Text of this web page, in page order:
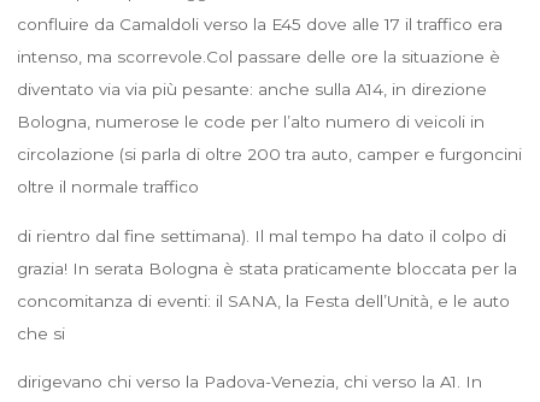
confluire da Camaldoli verso la E45 dove alle 17 il traffico era
intenso, ma scorrevole.Col passare delle ore la situazione è
diventato via via più pesante: anche sulla A14, in direzione
Bologna, numerose le code per l’alto numero di veicoli in
circolazione (si parla di oltre 200 tra auto, camper e furgoncini
oltre il normale traffico
di rientro dal fine settimana). Il mal tempo ha dato il colpo di
grazia! In serata Bologna è stata praticamente bloccata per la
concomitanza di eventi: il SANA, la Festa dell’Unità, e le auto
che si
dirigevano chi verso la Padova-Venezia, chi verso la A1. In